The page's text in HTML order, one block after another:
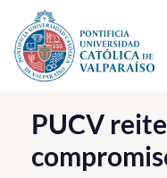
Click acá para ir
La Universidad
Investigación,
PUCV